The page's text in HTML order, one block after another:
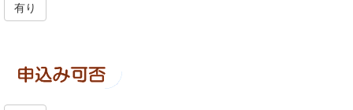
有り